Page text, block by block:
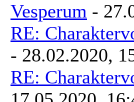
Vesperum -
RE:
- 28.02.2020,
RE: